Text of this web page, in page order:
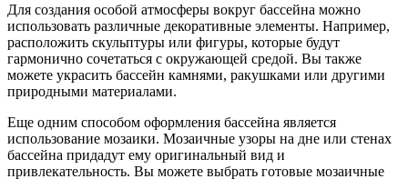
Для создания особой атмосферы вокруг бассейна можно
использовать различные декоративные элементы. Например,
расположить скульптуры или фигуры, которые будут
гармонично сочетаться с окружающей средой. Вы также
можете украсить бассейн камнями, ракушками или другими
природными материалами.
Еще одним способом оформления бассейна является
использование мозаики. Мозаичные узоры на дне или стенах
бассейна придадут ему оригинальный вид и
привлекательность. Вы можете выбрать готовые мозаичные